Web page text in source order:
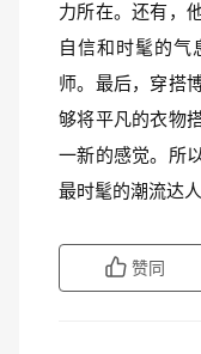
力所在。还有，
自信和时髦的气
师。最后，穿搭
够将平凡的衣物
一新的感觉。所
最时髦的潮流达
赞同